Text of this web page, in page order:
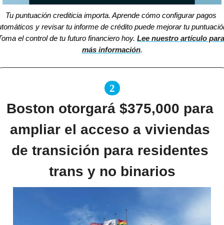
Tu puntuación crediticia importa. Aprende cómo configurar pagos
y revisar tu informe de crédito puede mejorar tu
el control de tu futuro financiero hoy. Lee nuestro artículo para
más información.
2
Boston otorgará $375,000 para
ampliar el acceso a viviendas
de transición para residentes
trans y no binarios